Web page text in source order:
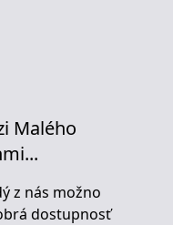
Malého
z nás možno
dostupnosť